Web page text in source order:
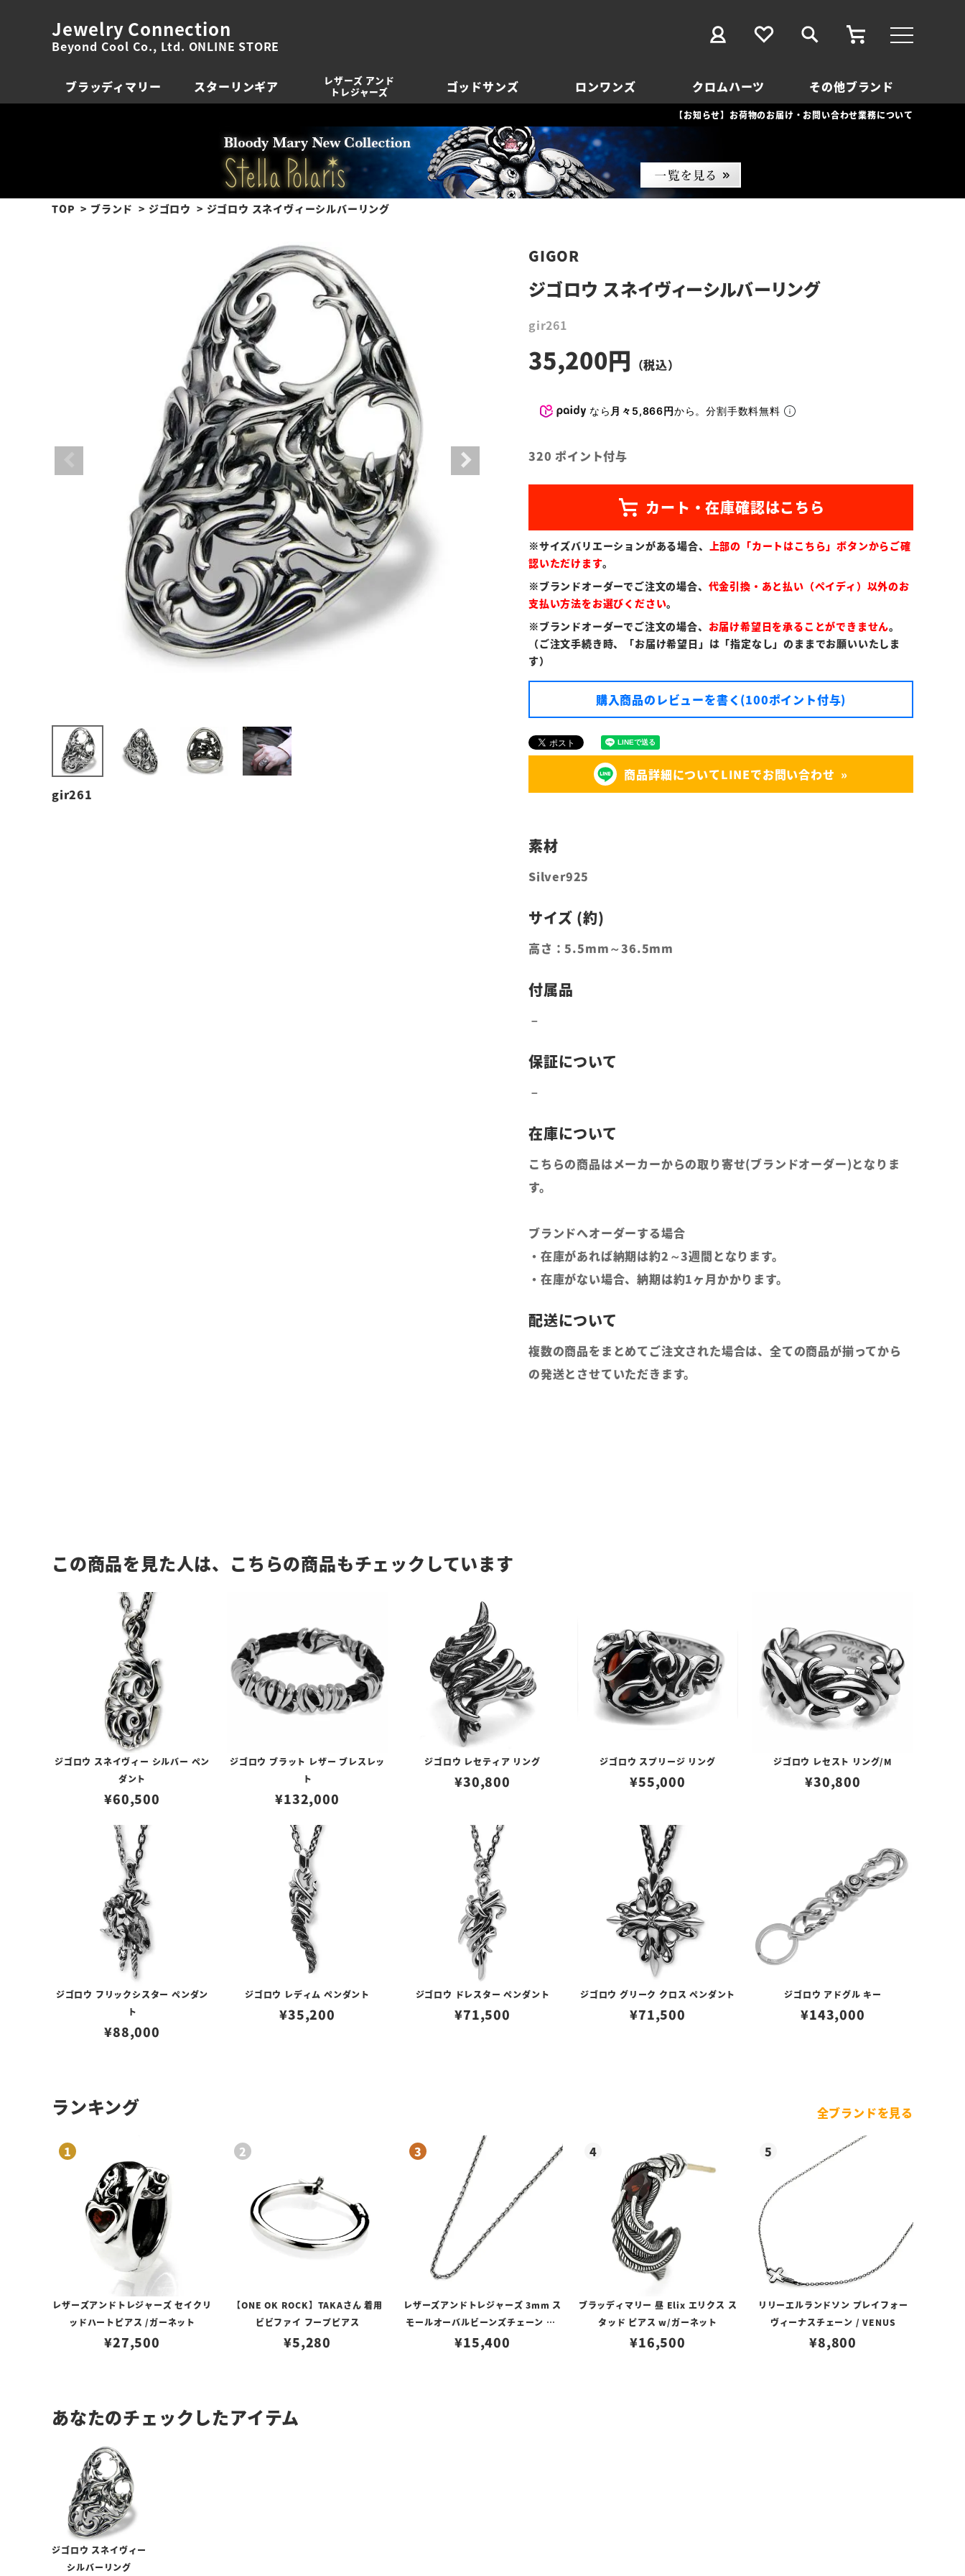
Jewelry Connection
Beyond Cool Co., Ltd. ONLINE STORE
ブラッディマリー スターリンギア
レザーズ アンド
トレジャーズ
ゴッドサンズ ロンワンズ クロムハーツ その他ブランド
【お知らせ】お荷物のお届け・お問い合わせ業務について
TOP ブランド ジゴロウ ジゴロウ スネイヴィーシルバーリング
gir261
GIGOR
ジゴロウ スネイヴィーシルバーリング
gir261
35,200
なら 月々5,866円から。分割手数料無料
320 ポイント付与
※サイズバリエーションがある場合、
上部の「カートはこちら」ボタンからご確
認いただけます。
※ブランドオーダーでご注文の場合、 代金引換・あと払い（ペイディ）以外のお
支払い方法をお選びください。
※ブランドオーダーでご注文の場合、 お届け希望日を承ることができません。
（ご注文手続き時、「お届け希望日」は「指定なし」のままでお願いいたしま
す）
購入商品のレビューを書く(100ポイント付与)
商品詳細についてLINEでお問い合わせ
Silver925
高さ：5.5mm～36.5mm
こちらの商品はメーカーからの取り寄せ(ブランドオーダー)となりま
す。
ブランドへオーダーする場合
・在庫があれば納期は約2～3週間となります。
・在庫がない場合、納期は約1ヶ月かかります。
複数の商品をまとめてご注文された場合は、全ての商品が揃ってから
の発送とさせていただきます。
この商品を見た人は、こちらの商品もチェックしています
ジゴロウ スネイヴィー シルバー ペン
ダント
¥60,500
ジゴロウ ブラット レザー ブレスレッ
ト
¥132,000
ジゴロウ レセティア リング
¥30,800
ジゴロウ スプリージ リング
¥55,000
ジゴロウ レセスト リング/M
¥30,800
ジゴロウ フリックシスター ペンダン
ト
¥88,000
ジゴロウ レディム ペンダント
¥35,200
ジゴロウ ドレスター ペンダント
¥71,500
ジゴロウ グリーク クロス ペンダント
¥71,500
ジゴロウ アドグル キー
¥143,000
ランキング 全ブランドを見る
レザーズアンドトレジャーズ セイクリ
ッドハートピアス /ガーネット
¥27,500
【ONE OK ROCK】TAKAさん 着用
ビビファイ フープピアス
¥5,280
レザーズアンドトレジャーズ 3mm ス
モールオーバルビーンズチェーン w/
ロブスタークラスプ＆LTロゴプレート
¥15,400
ブラッディマリー 昼 Elix エリクス ス
タッド ピアス w/ガーネット
¥16,500
リリーエルランドソン プレイフォー
ヴィーナスチェーン / VENUS
¥8,800
あなたのチェックしたアイテム
ジゴロウ スネイヴィー
シルバーリング